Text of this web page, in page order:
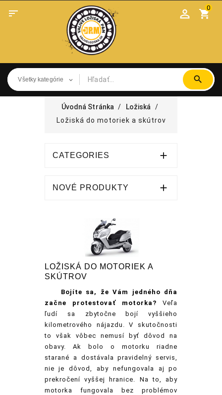
 shopping_cart
0
Úvodná Stránka
Ložiská
Ložiská do motoriek a skútrov
CATEGORIES 
NOVÉ PRODUKTY 
LOŽISKÁ DO MOTORIEK A
SKÚTROV
Bojíte sa, že Vám jedného dňa
začne protestovať motorka? Veľa
ľudí sa zbytočne bojí vyššieho
kilometrového nájazdu. V skutočnosti
to však vôbec nemusí byť dôvod na
obavy. Ak bolo o motorku riadne
starané a dostávala pravidelný servis,
nie je dôvod, aby nefungovala aj po
prekročení vyššej hranice. Na to, aby
motorka fungovala bez problémov